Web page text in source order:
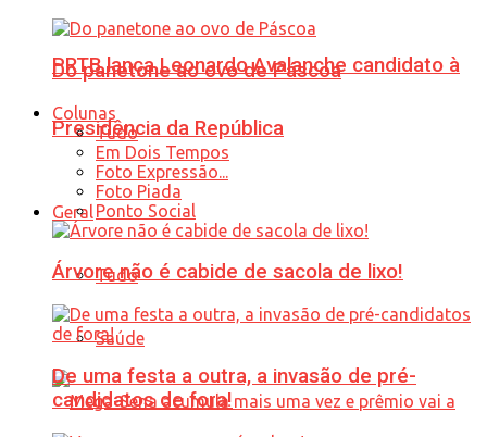
PRTB lança Leonardo Avalanche candidato à
Presidência da República
Geral
Tudo
Saúde
Do panetone ao ovo de Páscoa
Colunas
Tudo
Em Dois Tempos
Foto Expressão...
Foto Piada
Ponto Social
Árvore não é cabide de sacola de lixo!
De uma festa a outra, a invasão de pré-
candidatos de fora!